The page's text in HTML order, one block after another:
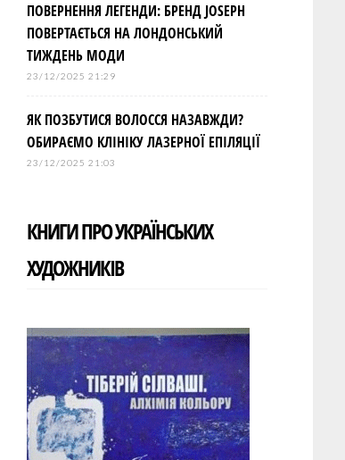
ПОВЕРНЕННЯ ЛЕГЕНДИ: БРЕНД JOSEPH
ПОВЕРТАЄТЬСЯ НА ЛОНДОНСЬКИЙ
ТИЖДЕНЬ МОДИ
23/12/2025 21:29
ЯК ПОЗБУТИСЯ ВОЛОССЯ НАЗАВЖДИ?
ОБИРАЄМО КЛІНІКУ ЛАЗЕРНОЇ ЕПІЛЯЦІЇ
23/12/2025 21:03
КНИГИ ПРО УКРАЇНСЬКИХ
ХУДОЖНИКІВ